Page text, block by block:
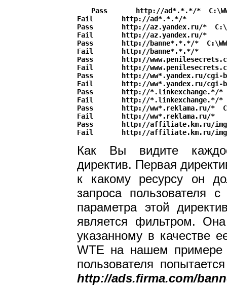
Pass       http://ad*.*.*/*
Fail       http://ad*.*.*/*
Pass       http://az.yandex.ru/*
Fail       http://az.yandex.ru/*
Pass	   http://banne*.*.*/*  C:\WWW\ICONS\empty.gif
Fail	   http://banne*.*.*/*
Pass       http://
Fail       http://
Pass       http://ww*.yandex.ru/cgi-
Fail       http://ww*.yandex.ru/cgi-
Pass       http://*.linkexchange.*/*
Fail       http://*.linkexchange.*/*
Pass       http://ww*.reklama.ru/*
Fail       http://ww*.reklama.ru/*
Pass       http://affiliate.km.ru/img/*
Как Вы видите
директив. Первая
к какому ресурсу он
запроса пользователя
параметра этой
является фильтром.
указанному в качестве
WTE на нашем примере
пользователя
http://ads.firma.com/